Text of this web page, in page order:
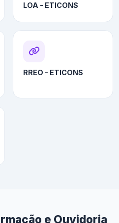
LOA - ETICONS
RREO - ETICONS
e Ouvidoria